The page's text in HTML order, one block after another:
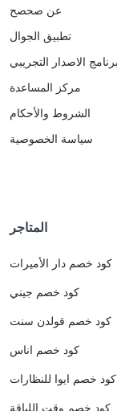
عن صحصح
تطبيق الجوال
برنامج الاصدار التجريبي
مركز المساعدة
الشروط والأحكام
سياسة الخصوصية
المتاجر
كود خصم دار الأميرات
كود خصم جيني
كود خصم قولدن سنت
كود خصم اناس
كود خصم ايوا للنظارات
كود خصم وقت اللياقة